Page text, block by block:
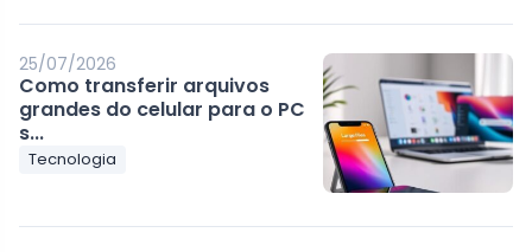
25/07/2026
Como transferir arquivos
grandes do celular para o PC
s...
Tecnologia